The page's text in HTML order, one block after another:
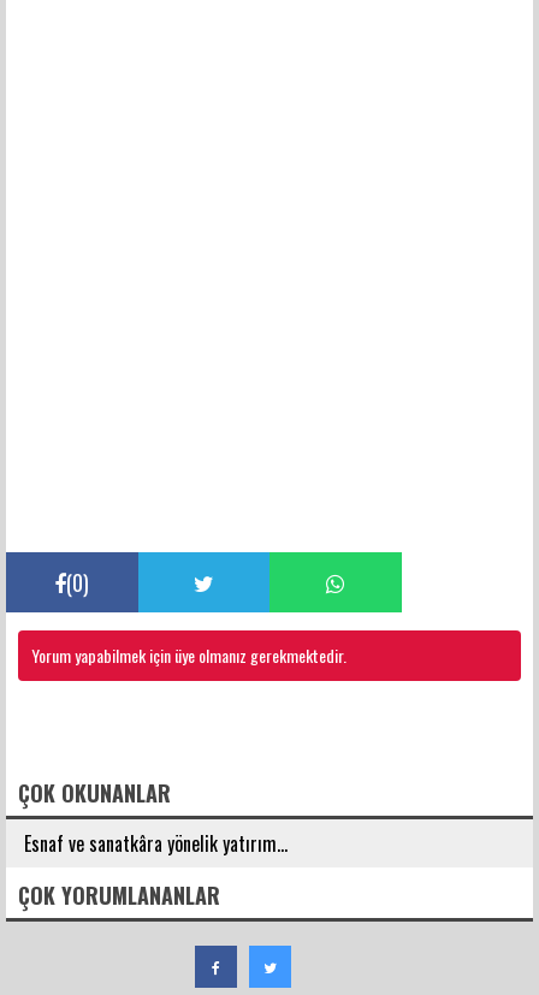
(0)
Yorum yapabilmek için üye olmanız gerekmektedir.
ÇOK OKUNANLAR
Esnaf ve sanatkâra yönelik yatırım...
ÇOK YORUMLANANLAR